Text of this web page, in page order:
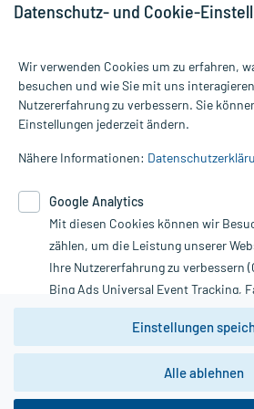
Alle Preise gelten inkl. MwSt., ggf. zzgl.
Informationen auf dieser Website werden
die Untersuchung und Behandlung durch
Therapien eingeleitet werden können. |
Google Analytics. Lesen Sie bitte dazu
unserer Datenschutzerklärung. Für den
nutzen Sie das Formular:
Vertrag widerrufen
*Hinweise zu unseren Aktionen und
Datenschutz- und Cookie-
Wir verwenden Cookies um zu erfahren,
besuchen und wie Sie mit uns
Nutzererfahrung zu verbessern. Sie
Einstellungen jederzeit ändern.
Nähere Informationen:
Google Analytics
Mit diesen Cookies können wir
zählen, um die Leistung unserer
Ihre Nutzererfahrung zu verbessern
Bing Ads Universal Event Tracking,
Youtube-Social Plugin).
Wir weisen darauf hin, dass die
zwingend den Europäischen
DSGVO genügen und ein
Einstellungen
Alle ablehnen